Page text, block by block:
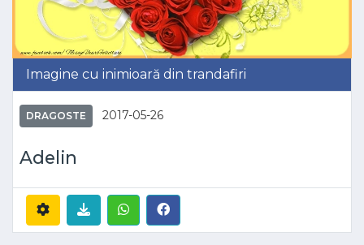
Imagine cu inimioară din trandafiri
DRAGOSTE 2017-05-26
Adelin